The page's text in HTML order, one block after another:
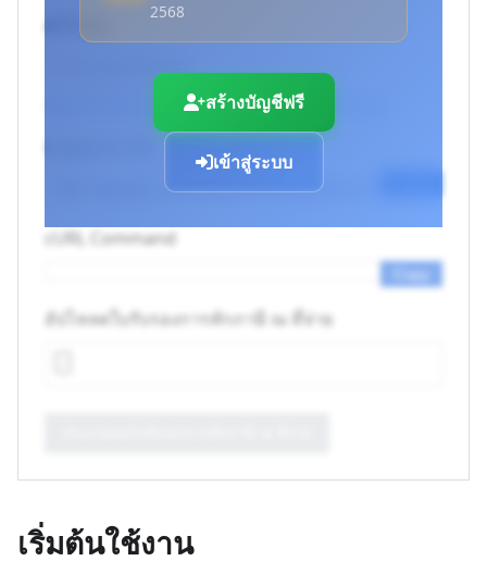
2568
สร้างบัญชีฟรี
เข้าสู่ระบบ
Log in to use your API keysorCreate an account
cURL Command
Copy
อัปโหลดใบรับรองการหักภาษี ณ ที่จ่าย
เริ่มต้นใช้งาน